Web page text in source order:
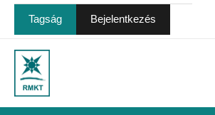
Skip
Tagság Bejelentkezés
Post
pagination